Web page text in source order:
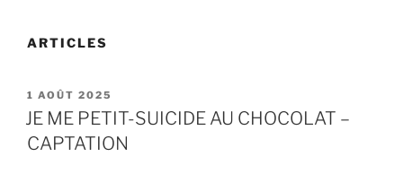
ARTICLES
PUBLIÉ
LE
1 AOÛT 2025
JE ME PETIT-SUICIDE AU CHOCOLAT –
CAPTATION